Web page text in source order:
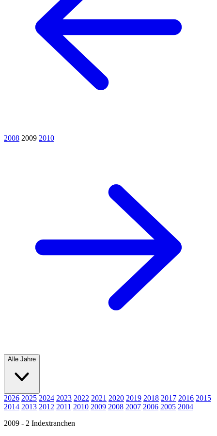
2008 2009 2010
Alle Jahre
2026 2025 2024 2023 2022 2021 2020 2019 2018 2017 2016 2015
2014 2013 2012 2011 2010 2009 2008 2007 2006 2005 2004
2009 - 2 Indextranchen